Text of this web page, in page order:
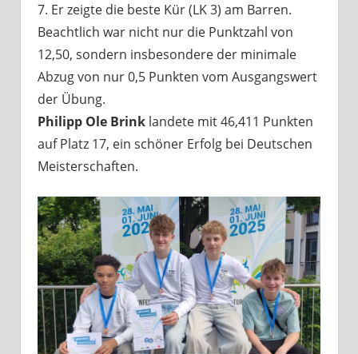
7. Er zeigte die beste Kür (LK 3) am Barren.
Beachtlich war nicht nur die Punktzahl von
12,50, sondern insbesondere der minimale
Abzug von nur 0,5 Punkten vom Ausgangswert
der Übung.
Philipp Ole Brinklandete mit 46,411 Punkten
auf Platz 17, ein schöner Erfolg bei Deutschen
Meisterschaften.